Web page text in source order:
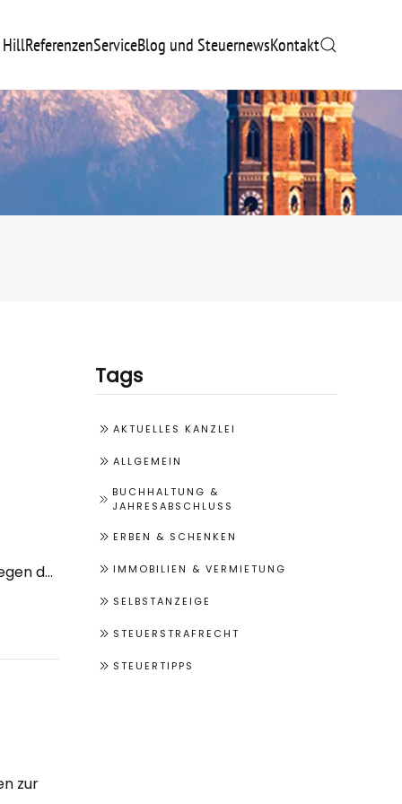
HillReferenzenServiceBlog und SteuernewsKontakt
d…
zur
Tags
AKTUELLES KANZLEI
ALLGEMEIN
BUCHHALTUNG &
JAHRESABSCHLUSS
ERBEN & SCHENKEN
IMMOBILIEN & VERMIETUNG
SELBSTANZEIGE
STEUERSTRAFRECHT
STEUERTIPPS